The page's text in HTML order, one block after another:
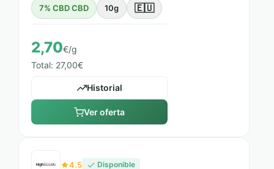
7% CBD CBD 10g 🇪🇺
2,70€/g
Total: 27,00€
Historial
Ver oferta
4.5 Disponible